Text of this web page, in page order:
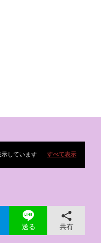
示しています すべて表示
送る 共有